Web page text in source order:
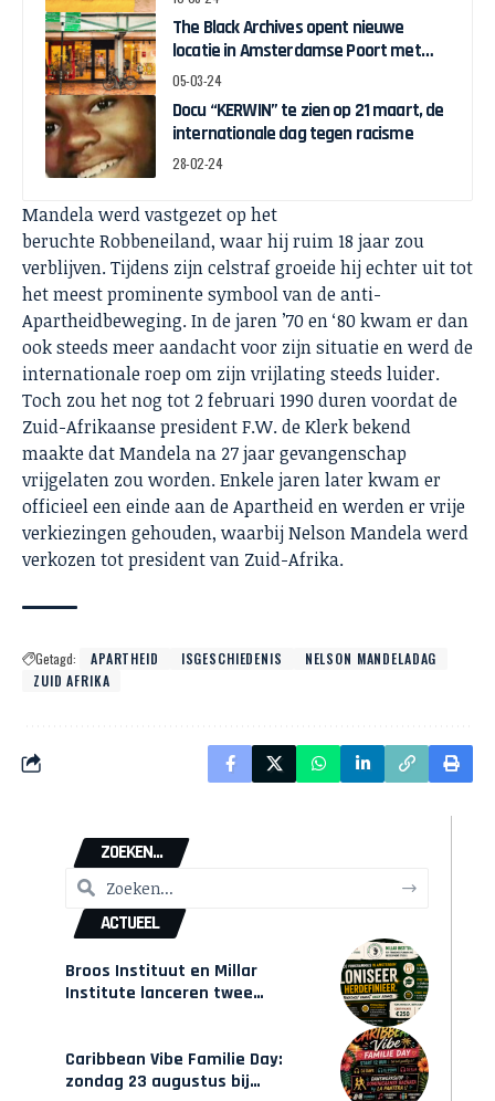
The Black Archives opent nieuwe
locatie in Amsterdamse Poort met
pop-up expo over Ghanese
05-03-24
Docu “KERWIN” te zien op 21 maart, de
internationale dag tegen racisme
28-02-24
Mandela werd vastgezet op het
beruchte Robbeneiland, waar hij ruim 18 jaar zou
verblijven. Tijdens zijn celstraf groeide hij echter uit tot
het meest prominente symbool van de anti-
Apartheidbeweging. In de jaren ’70 en ‘80 kwam er dan
ook steeds meer aandacht voor zijn situatie en werd de
internationale roep om zijn vrijlating steeds luider.
Toch zou het nog tot 2 februari 1990 duren voordat de
Zuid-Afrikaanse president F.W. de Klerk bekend
maakte dat Mandela na 27 jaar gevangenschap
vrijgelaten zou worden. Enkele jaren later kwam er
officieel een einde aan de Apartheid en werden er vrije
verkiezingen gehouden, waarbij Nelson Mandela werd
verkozen tot president van Zuid-Afrika.
Getagd: APARTHEID ISGESCHIEDENIS
NELSON MANDELADAG
ZUID AFRIKA
ZOEKEN...
ACTUEEL
Broos Instituut en Millar
Institute lanceren twee
Caribbean Vibe Familie Day:
zondag 23 augustus bij